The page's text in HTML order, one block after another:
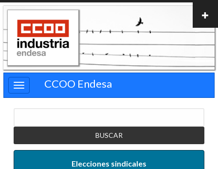
Pasar
contenido
principal
CCOO Endesa
Elecciones sindicales